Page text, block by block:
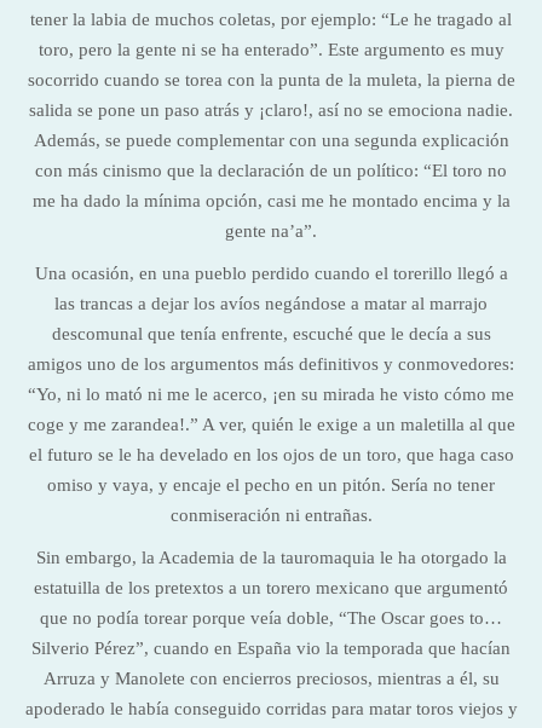
tener la labia de muchos coletas, por ejemplo: “Le he tragado al
toro, pero la gente ni se ha enterado”. Este argumento es muy
socorrido cuando se torea con la punta de la muleta, la pierna de
salida se pone un paso atrás y ¡claro!, así no se emociona nadie.
Además, se puede complementar con una segunda explicación
con más cinismo que la declaración de un político: “El toro no
me ha dado la mínima opción, casi me he montado encima y la
gente na’a”.
Una ocasión, en una pueblo perdido cuando el torerillo llegó a
las trancas a dejar los avíos negándose a matar al marrajo
descomunal que tenía enfrente, escuché que le decía a sus
amigos uno de los argumentos más definitivos y conmovedores:
“Yo, ni lo mató ni me le acerco, ¡en su mirada he visto cómo me
coge y me zarandea!.” A ver, quién le exige a un maletilla al que
el futuro se le ha develado en los ojos de un toro, que haga caso
omiso y vaya, y encaje el pecho en un pitón. Sería no tener
conmiseración ni entrañas.
Sin embargo, la Academia de la tauromaquia le ha otorgado la
estatuilla de los pretextos a un torero mexicano que argumentó
que no podía torear porque veía doble, “The Oscar goes to…
Silverio Pérez”, cuando en España vio la temporada que hacían
Arruza y Manolete con encierros preciosos, mientras a él, su
apoderado le había conseguido corridas para matar toros viejos y